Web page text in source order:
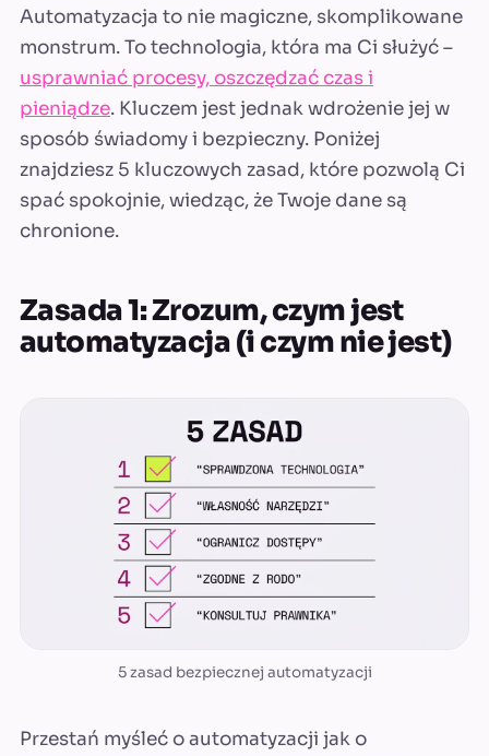
Automatyzacja to nie magiczne, skomplikowane
monstrum. To technologia, która ma Ci służyć –
usprawniać procesy, oszczędzać czas i
pieniądze. Kluczem jest jednak wdrożenie jej w
sposób świadomy i bezpieczny. Poniżej
znajdziesz 5 kluczowych zasad, które pozwolą Ci
spać spokojnie, wiedząc, że Twoje dane są
chronione.
Zasada 1: Zrozum, czym jest
automatyzacja (i czym nie jest)
5 zasad bezpiecznej automatyzacji
Przestań myśleć o automatyzacji jak o